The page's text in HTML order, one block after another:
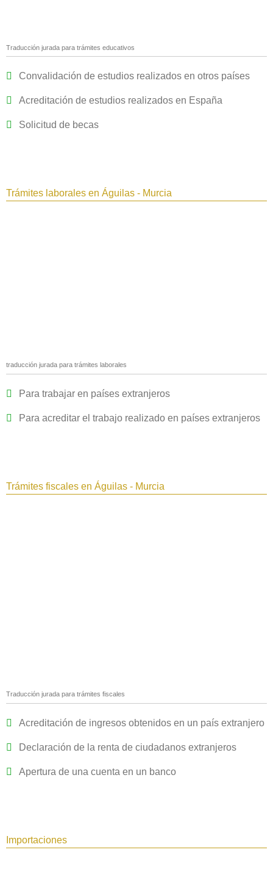
Traducción jurada para trámites educativos
Convalidación de estudios realizados en otros países
Acreditación de estudios realizados en España
Solicitud de becas
Trámites laborales en Águilas - Murcia
traducción jurada para trámites laborales
Para trabajar en países extranjeros
Para acreditar el trabajo realizado en países extranjeros
Trámites fiscales en Águilas - Murcia
Traducción jurada para trámites fiscales
Acreditación de ingresos obtenidos en un país extranjero
Declaración de la renta de ciudadanos extranjeros
Apertura de una cuenta en un banco
Importaciones